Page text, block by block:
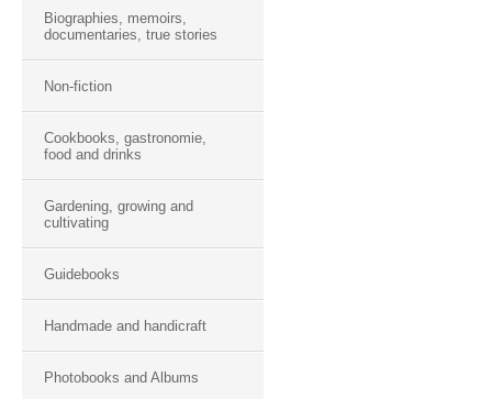
Biographies, memoirs,
documentaries, true stories
Non-fiction
Cookbooks, gastronomie,
food and drinks
Gardening, growing and
cultivating
Guidebooks
Handmade and handicraft
Photobooks and Albums